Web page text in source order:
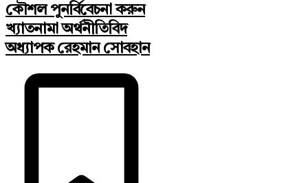
কৌশল পুনর্বিবেচনা করুন
খ্যাতনামা অর্থনীতিবিদ
অধ্যাপক রেহমান সোবহান